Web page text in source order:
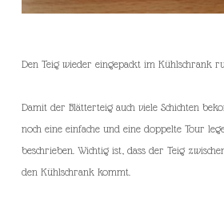
Den Teig wieder eingepackt im Kühlschrank
Damit der Blätterteig auch viele Schichten
noch eine einfache und eine doppelte Tour
beschrieben. Wichtig ist, dass der Teig
den Kühlschrank kommt.